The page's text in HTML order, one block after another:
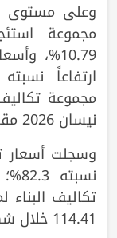
وعلى مستوى
مجموعة
10.79%،
مجموعة
نيسان 2026 مقارنة بالشهر الذي سبقه.
وسجلت أسعار
114.41 خلال شهر آذار 2026.